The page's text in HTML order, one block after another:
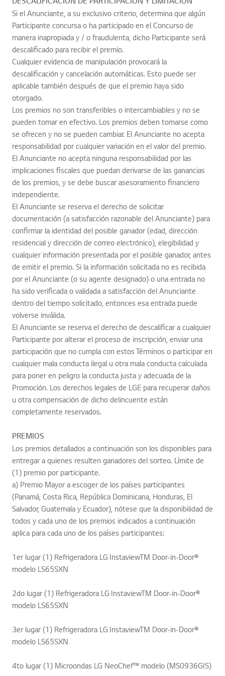
Si el Anunciante, a su exclusivo criterio, determina que algún
Participante concursa o ha participado en el Concurso de
manera inapropiada y / o fraudulenta, dicho Participante será
descalificado para recibir el premio.
Cualquier evidencia de manipulación provocará la
descalificación y cancelación automáticas. Esto puede ser
aplicable también después de que el premio haya sido
otorgado.
Los premios no son transferibles o intercambiables y no se
pueden tomar en efectivo. Los premios deben tomarse como
se ofrecen y no se pueden cambiar. El Anunciante no acepta
responsabilidad por cualquier variación en el valor del premio.
El Anunciante no acepta ninguna responsabilidad por las
implicaciones fiscales que puedan derivarse de las ganancias
de los premios, y se debe buscar asesoramiento financiero
independiente.
El Anunciante se reserva el derecho de solicitar
documentación (a satisfacción razonable del Anunciante) para
confirmar la identidad del posible ganador (edad, dirección
residencial y dirección de correo electrónico), elegibilidad y
cualquier información presentada por el posible ganador, antes
de emitir el premio. Si la información solicitada no es recibida
por el Anunciante (o su agente designado) o una entrada no
ha sido verificada o validada a satisfacción del Anunciante
dentro del tiempo solicitado, entonces esa entrada puede
volverse inválida.
El Anunciante se reserva el derecho de descalificar a cualquier
Participante por alterar el proceso de inscripción, enviar una
participación que no cumpla con estos Términos o participar en
cualquier mala conducta ilegal u otra mala conducta calculada
para poner en peligro la conducta justa y adecuada de la
Promoción. Los derechos legales de LGE para recuperar daños
u otra compensación de dicho delincuente están
completamente reservados.
PREMIOS
Los premios detallados a continuación son los disponibles para
entregar a quienes resulten ganadores del sorteo. Límite de
(1) premio por participante.
a) Premio Mayor a escoger de los países participantes
(Panamá, Costa Rica, República Dominicana, Honduras, El
Salvador, Guatemala y Ecuador), nótese que la disponibilidad de
todos y cada uno de los premios indicados a continuación
aplica para cada uno de los países participantes:
1er lugar (1) Refrigeradora LG InstaviewTM Door-in-Door®
modelo LS65SXN
2do lugar (1) Refrigeradora LG InstaviewTM Door-in-Door®
modelo LS65SXN
3er lugar (1) Refrigeradora LG InstaviewTM Door-in-Door®
modelo LS65SXN
4to lugar (1) Microondas LG NeoChef™ modelo (MS0936GIS)